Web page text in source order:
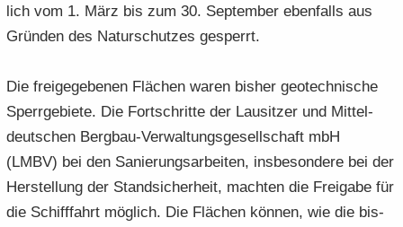
lich vom 1. März bis zum 30. Sep­tem­ber eben­falls aus
Grün­den des Na­tur­schut­zes ge­sperrt.
Die frei­ge­ge­be­nen Flä­chen waren bis­her geo­tech­ni­sche
Sperr­ge­bie­te. Die Fort­schrit­te der Lau­sit­zer und Mit­tel­
deut­schen Bergbau-​Verwaltungsgesellschaft mbH
(LMBV) bei den Sa­nie­rungs­ar­bei­ten, ins­be­son­de­re bei der
Her­stel­lung der Stand­si­cher­heit, mach­ten die Frei­ga­be für
die Schiff­fahrt mög­lich. Die Flä­chen kön­nen, wie die bis­